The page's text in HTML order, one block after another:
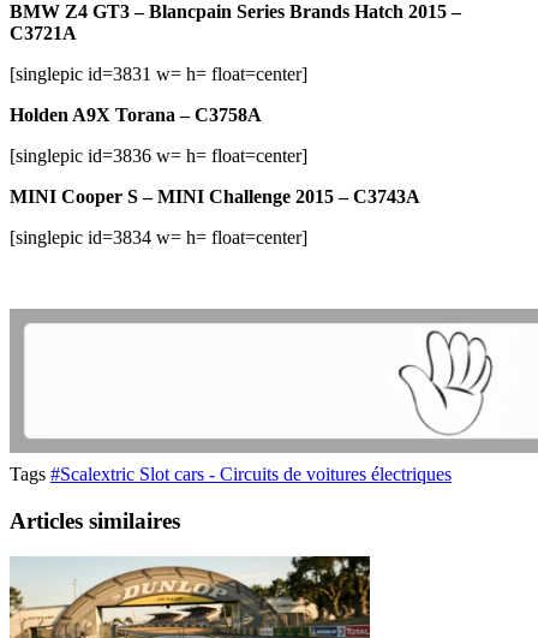
BMW Z4 GT3 – Blancpain Series Brands Hatch 2015 –
C3721A
[singlepic id=3831 w= h= float=center]
Holden A9X Torana – C3758A
[singlepic id=3836 w= h= float=center]
MINI Cooper S – MINI Challenge 2015 – C3743A
[singlepic id=3834 w= h= float=center]
Tags #Scalextric Slot cars - Circuits de voitures électriques
Articles similaires